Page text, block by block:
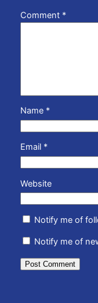
Comment *
Name *
Email *
Website
Notify me of
Notify me of